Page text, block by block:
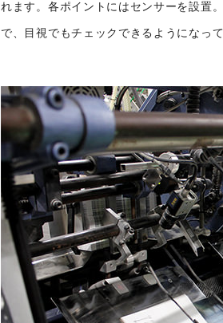
れます。各ポイントにはセンサーを設置
で、目視でもチェックできるようになっ